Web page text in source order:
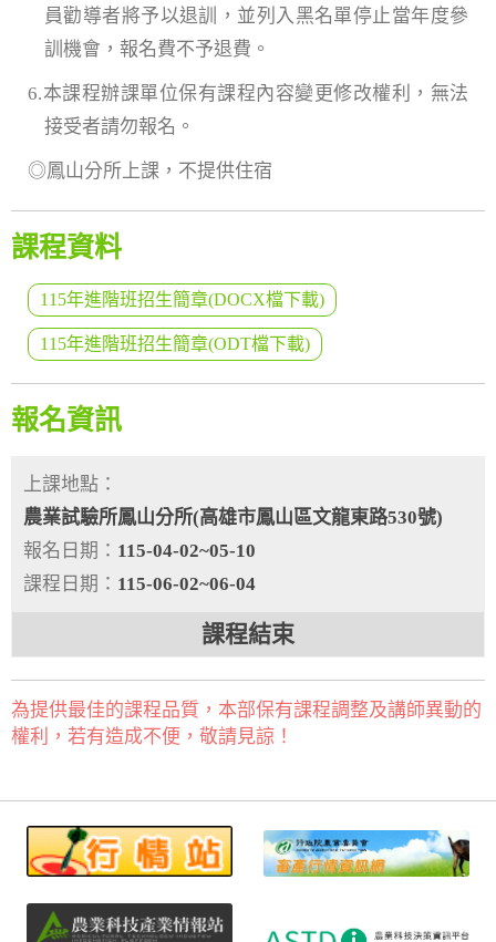
員勸導者將予以退訓，並列入黑名單停止當年度參
訓機會，報名費不予退費。
6.本課程辦課單位保有課程內容變更修改權利，無法
接受者請勿報名。
◎鳳山分所上課，不提供住宿
課程資料
115年進階班招生簡章(DOCX檔下載)
115年進階班招生簡章(ODT檔下載)
報名資訊
課程結束
上課地點：
農業試驗所鳳山分所(高雄市鳳山區文龍東路530號)
報名日期： 115-04-02~05-10
課程日期： 115-06-02~06-04
為提供最佳的課程品質，本部保有課程調整及講師異動的
權利，若有造成不便，敬請見諒！